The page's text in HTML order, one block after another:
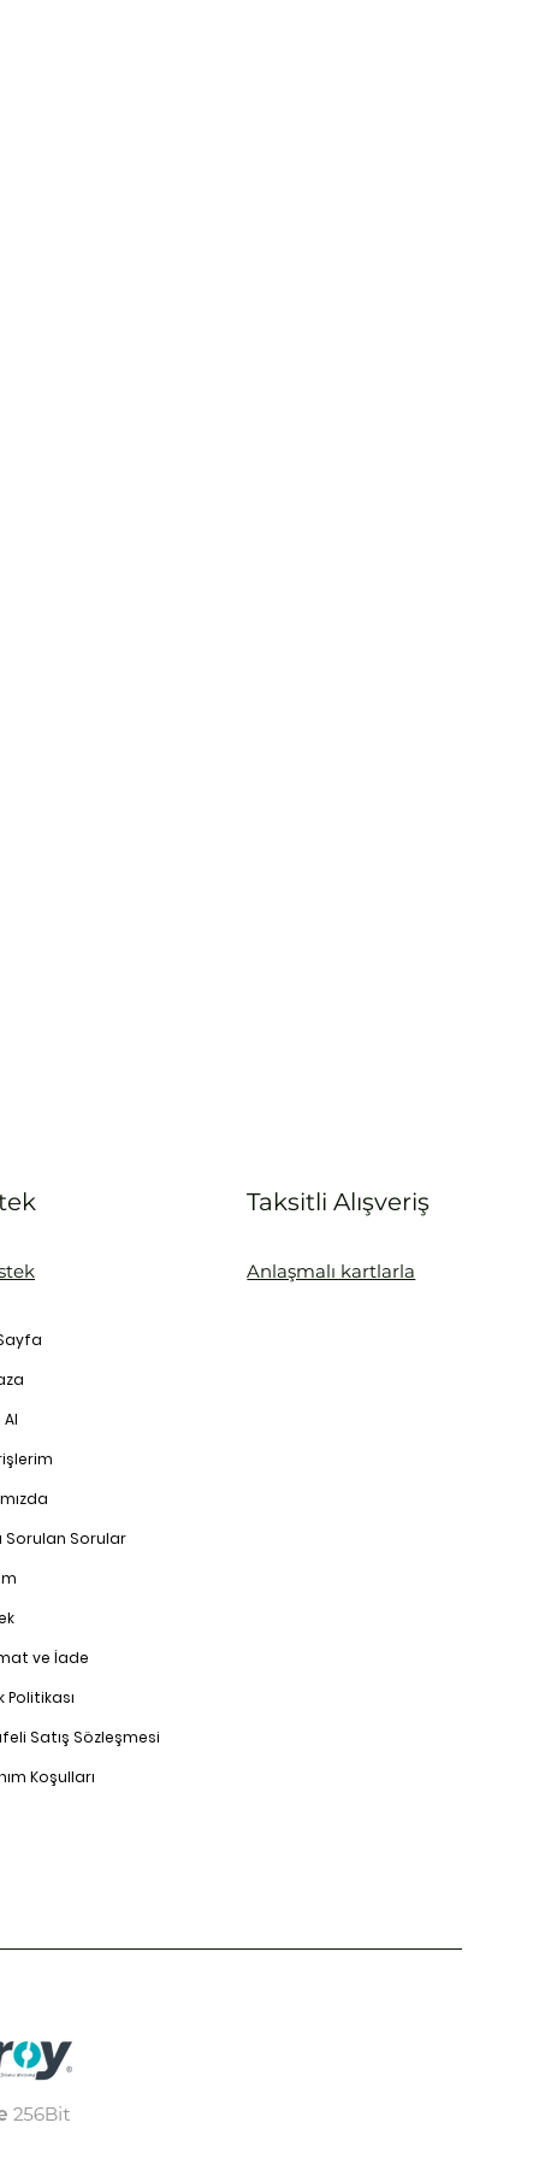
Taksitli Alışveriş
Anlaşmalı kartlarla
Sorulan Sorular
ve İade
Politikası
Satış Sözleşmesi
Koşulları